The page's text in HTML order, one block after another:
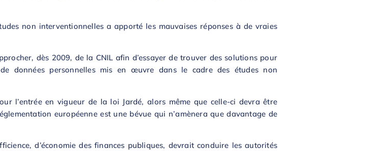
non interventionnelles a apporté les mauvaises réponses à de vraies
dès 2009, de la CNIL afin d’essayer de trouver des solutions pour
données personnelles mis en œuvre dans le cadre des études non
l’entrée en vigueur de la loi Jardé, alors même que celle-ci devra être
européenne est une bévue qui n’amènera que davantage de
d’économie des finances publiques, devrait conduire les autorités